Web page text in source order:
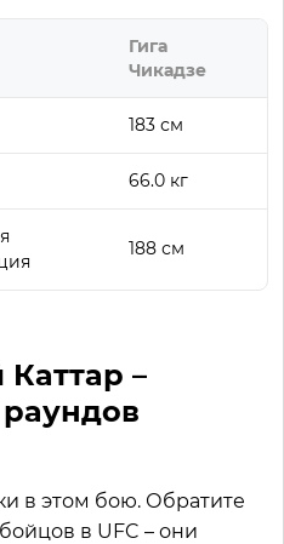
Гига
Чикадзе
183 см
66.0 кг
188 см
–
в этом бою. Обратите
в UFC – они